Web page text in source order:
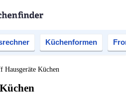
Küchenformen
Hausgeräte Küchen
Küchen